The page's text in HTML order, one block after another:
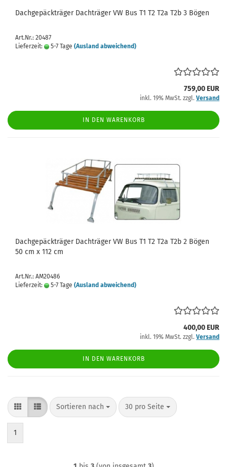
Dachgepäckträger Dachträger VW Bus T1 T2 T2a T2b 3 Bögen
Art.Nr.: 20487
Lieferzeit:
5-7 Tage (Ausland abweichend)
759,00 EUR
inkl. 19% MwSt. zzgl. Versand
IN DEN WARENKORB
Dachgepäckträger Dachträger VW Bus T1 T2 T2a T2b 2 Bögen
50 cm x 112 cm
Art.Nr.: AM20486
Lieferzeit:
5-7 Tage (Ausland abweichend)
400,00 EUR
inkl. 19% MwSt. zzgl. Versand
IN DEN WARENKORB
Sortieren nach
Sortieren nach 30 pro Seite
pro Seite
1